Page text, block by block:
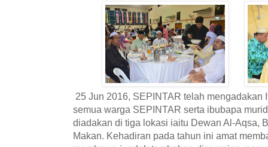
25 Jun 2016, SEPINTAR telah mengadakan
semua warga SEPINTAR serta ibubapa
diadakan di tiga lokasi iaitu Dewan Al-Aqsa,
Makan. Kehadiran pada tahun ini amat